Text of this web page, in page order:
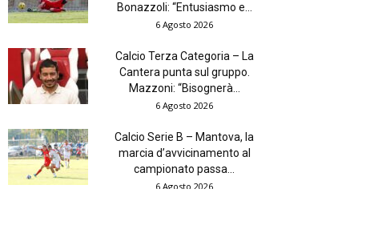
Bonazzoli: “Entusiasmo e...
6 Agosto 2026
Calcio Terza Categoria – La
Cantera punta sul gruppo.
Mazzoni: “Bisognerà...
6 Agosto 2026
Calcio Serie B – Mantova, la
marcia d’avvicinamento al
campionato passa...
6 Agosto 2026